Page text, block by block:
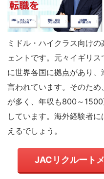
ミドル・ハイクラス向け
ェントです。元々イギリ
に世界各国に拠点があり
言われています。そのた
が多く、年収も800～
しています。海外経験者
えるでしょう。
JACリクルート